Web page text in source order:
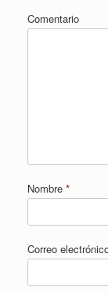
Comentario
Nombre *
Correo